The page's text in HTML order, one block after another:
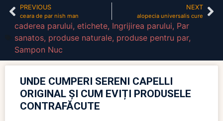
PREVIOUS
ceara de par nish man
NEXT
alopecia universalis cure
caderea parului, etichete, Ingrijirea parului, Par
sanatos, produse naturale, produse pentru par,
Sampon Nuc
UNDE CUMPERI SERENI CAPELLI
ORIGINAL ȘI CUM EVIȚI PRODUSELE
CONTRAFĂCUTE